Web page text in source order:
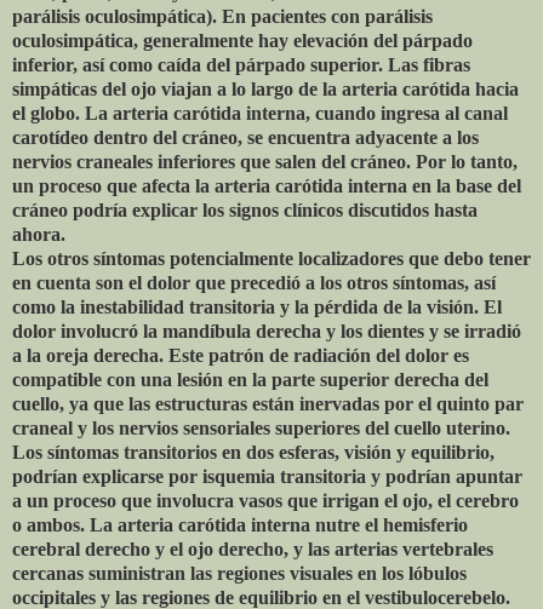
parálisis oculosimpática). En pacientes con parálisis
oculosimpática, generalmente hay elevación del párpado
inferior, así como caída del párpado superior. Las fibras
simpáticas del ojo viajan a lo largo de la arteria carótida hacia
el globo. La arteria carótida interna, cuando ingresa al canal
carotídeo dentro del cráneo, se encuentra adyacente a los
nervios craneales inferiores que salen del cráneo. Por lo tanto,
un proceso que afecta la arteria carótida interna en la base del
cráneo podría explicar los signos clínicos discutidos hasta
ahora.
Los otros síntomas potencialmente localizadores que debo tener
en cuenta son el dolor que precedió a los otros síntomas, así
como la inestabilidad transitoria y la pérdida de la visión. El
dolor involucró la mandíbula derecha y los dientes y se irradió
a la oreja derecha. Este patrón de radiación del dolor es
compatible con una lesión en la parte superior derecha del
cuello, ya que las estructuras están inervadas por el quinto par
craneal y los nervios sensoriales superiores del cuello uterino.
Los síntomas transitorios en dos esferas, visión y equilibrio,
podrían explicarse por isquemia transitoria y podrían apuntar
a un proceso que involucra vasos que irrigan el ojo, el cerebro
o ambos. La arteria carótida interna nutre el hemisferio
cerebral derecho y el ojo derecho, y las arterias vertebrales
cercanas suministran las regiones visuales en los lóbulos
occipitales y las regiones de equilibrio en el vestibulocerebelo.